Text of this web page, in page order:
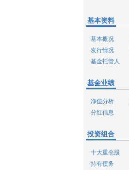
基本资料
基本概况
发行情况
基金托管人
基金业绩
净值分析
分红信息
投资组合
十大重仓股
持有债务